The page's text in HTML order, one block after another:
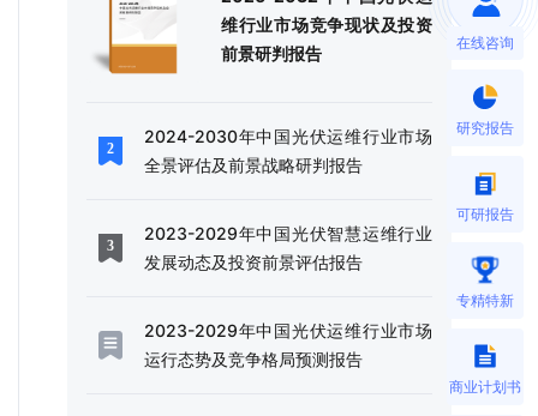
维行业市场竞争现状及投资
前景研判报告
2024-2030年中国光伏运维行业市场
全景评估及前景战略研判报告
2023-2029年中国光伏智慧运维行业
发展动态及投资前景评估报告
2023-2029年中国光伏运维行业市场
运行态势及竞争格局预测报告
在线咨询
研究报告
可研报告
专精特新
商业计划书